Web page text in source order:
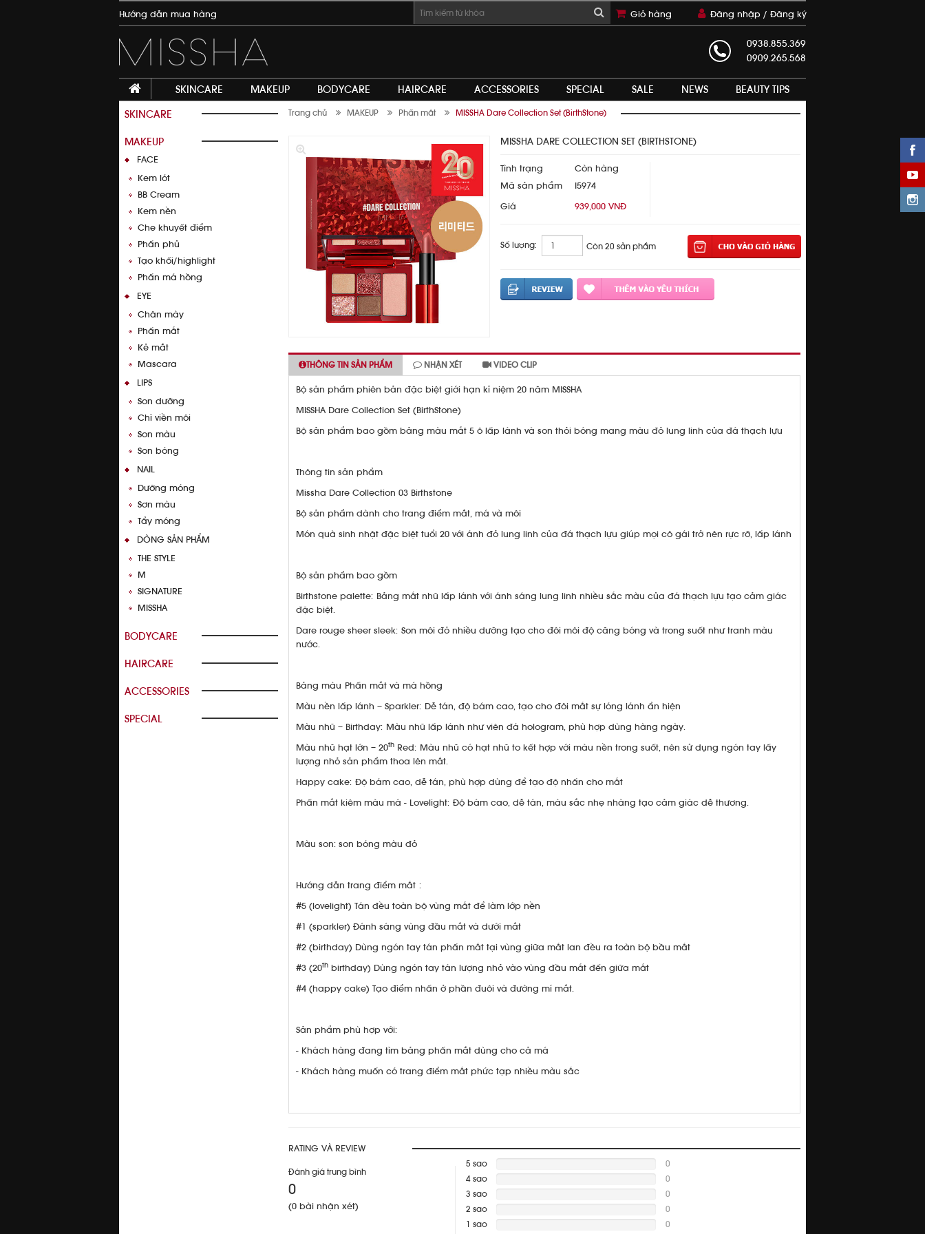
Hướng dẫn mua hàng Giỏ hàng Đăng nhập / Đăng ký
0938.855.369
0909.265.568
SKINCARE MAKEUP BODYCARE HAIRCARE ACCESSORIES SPECIAL SALE NEWS
BEAUTY TIPS
SKINCARE
MAKEUP
FACE
Kem lót
BB Cream
Kem nền
Che khuyết điểm
Phấn phủ
Tạo khối/highlight
Phấn má hồng
EYE
Chân mày
Phấn mắt
Kẻ mắt
Mascara
LIPS
Son dưỡng
Chì viền môi
Son màu
Son bóng
NAIL
Dưỡng móng
Sơn màu
Tẩy móng
DÒNG SẢN PHẨM
THE STYLE
M
SIGNATURE
MISSHA
BODYCARE
HAIRCARE
ACCESSORIES
SPECIAL
Trang chủ MAKEUP Phấn mắt MISSHA Dare Collection Set (BirthStone)
MISSHA DARE COLLECTION SET (BIRTHSTONE)
Tình trạng
Còn hàng
Mã sản phẩm
I5974
Giá
939,000 VNĐ
Số lượng: Còn 20 sản phẩm
THÔNG TIN SẢN PHẨM NHẬN XÉT VIDEO CLIP
Bộ sản phẩm phiên bản đặc biệt giới hạn kỉ niệm 20 năm MISSHA
MISSHA Dare Collection Set (BirthStone)
Bộ sản phẩm bao gồm bảng màu mắt 5 ô lấp lánh và son thỏi bóng mang màu đỏ lung linh của đá thạch lựu
Thông tin sản phẩm
Missha Dare Collection 03 Birthstone
Bộ sản phẩm dành cho trang điểm mắt, má và môi
Món quà sinh nhật đặc biệt tuổi 20 với ánh đỏ lung linh của đá thạch lựu giúp mọi cô gái trở nên rực rỡ, lấp lánh
Bộ sản phẩm bao gồm
Birthstone palette: Bảng mắt nhũ lấp lánh với ánh sáng lung linh nhiều sắc màu của đá thạch lựu tạo cảm giác
đặc biệt.
Dare rouge sheer sleek: Son môi đỏ nhiều dưỡng tạo cho đôi môi độ căng bóng và trong suốt như tranh màu
nước.
Bảng màu Phấn mắt và má hồng
Màu nền lấp lánh – Sparkler: Dễ tán, độ bám cao, tạo cho đôi mắt sự lóng lánh ẩn hiện
Màu nhũ – Birthday: Màu nhũ lấp lánh như viên đá hologram, phù hợp dùng hàng ngày.
Màu nhũ hạt lớn – 20th Red: Màu nhũ có hạt nhũ to kết hợp với màu nền trong suốt, nên sử dụng ngón tay lấy
lượng nhỏ sản phẩm thoa lên mắt.
Happy cake: Độ bám cao, dễ tán, phù hợp dùng để tạo độ nhấn cho mắt
Phấn mắt kiêm màu má - Lovelight: Độ bám cao, dễ tán, màu sắc nhẹ nhàng tạo cảm giác dễ thương.
Màu son: son bóng màu đỏ
Hướng dẫn trang điểm mắt :
#5 (lovelight) Tán đều toàn bộ vùng mắt để làm lớp nền
#1 (sparkler) Đánh sáng vùng đầu mắt và dưới mắt
#2 (birthday) Dùng ngón tay tán phấn mắt tại vùng giữa mắt lan đều ra toàn bộ bầu mắt
#3 (20th birthday) Dùng ngón tay tán lượng nhỏ vào vùng đầu mắt đến giữa mắt
#4 (happy cake) Tạo điểm nhấn ở phần đuôi và đường mí mắt.
Sản phẩm phù hợp với:
- Khách hàng đang tìm bảng phấn mắt dùng cho cả má
- Khách hàng muốn có trang điểm mắt phức tạp nhiều màu sắc
RATING VÀ REVIEW
Đánh giá trung bình
0
(0 bài nhận xét)
5 sao
Division
by
zero
0
4 sao
Division
by
0
3 sao
Division
0
2 sao
0
1 sao
0